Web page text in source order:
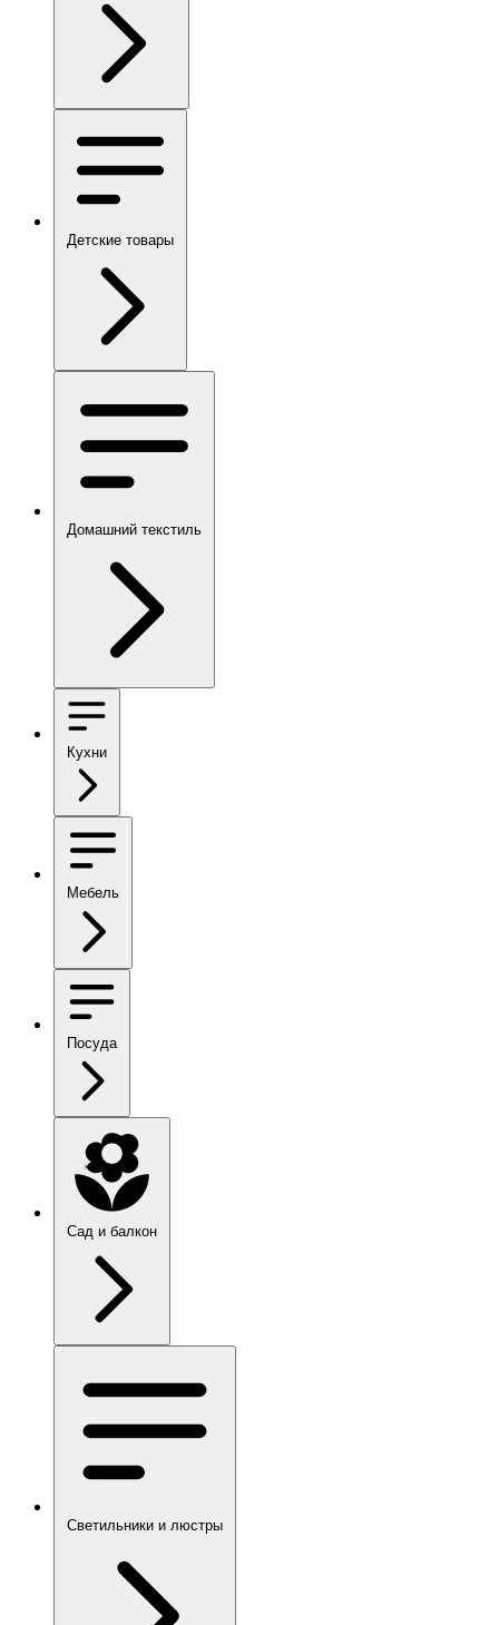
Детские товары
Домашний текстиль
Кухни
Мебель
Посуда
Сад и балкон
Светильники и люстры